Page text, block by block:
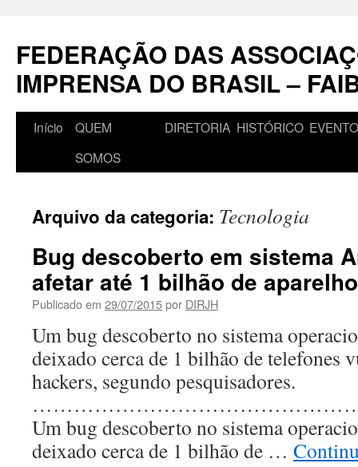
conteúdo
FEDERAÇÃO DAS
IMPRENSA DO BRASIL –
Início
QUEM
SOMOS
DIRETORIA HISTÓRICO
Arquivo da categoria: Tecnologia
Bug descoberto em sistema
afetar até 1 bilhão de
Publicado em 29/07/2015por DIRJH
Um bug descoberto no sistema
deixado cerca de 1 bilhão de telefones
hackers, segundo pesquisadores.
Um bug descoberto no sistema
deixado cerca de 1 bilhão de …